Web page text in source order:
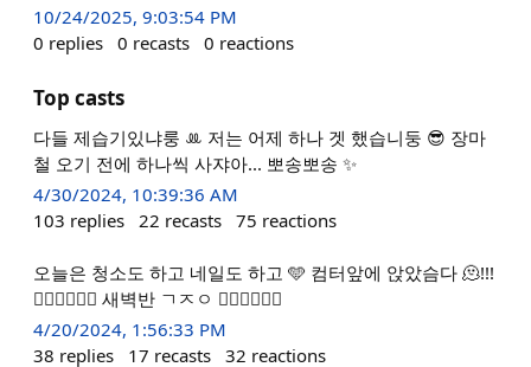
10/24/2025, 9:03:54 PM
0 replies 0 recasts 0 reactions
Top casts
다들 제습기있냐룽 ꔛ 저는 어제 하나 겟 했습니둥 😎 장마
철 오기 전에 하나씩 사쟈아... 뽀송뽀송 ✨
4/30/2024, 10:39:36 AM
103 replies 22 recasts 75 reactions
오늘은 청소도 하고 네일도 하고 🩵 컴터앞에 앉았슴다 🫠!!!
❤️‍🔥❤️‍🔥❤️‍🔥 새벽반 ㄱㅈㅇ ❤️‍🔥❤️‍🔥❤️‍🔥
4/20/2024, 1:56:33 PM
38 replies 17 recasts 32 reactions